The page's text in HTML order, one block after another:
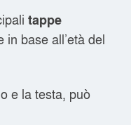
tappe
in base all’età del
e la testa, può